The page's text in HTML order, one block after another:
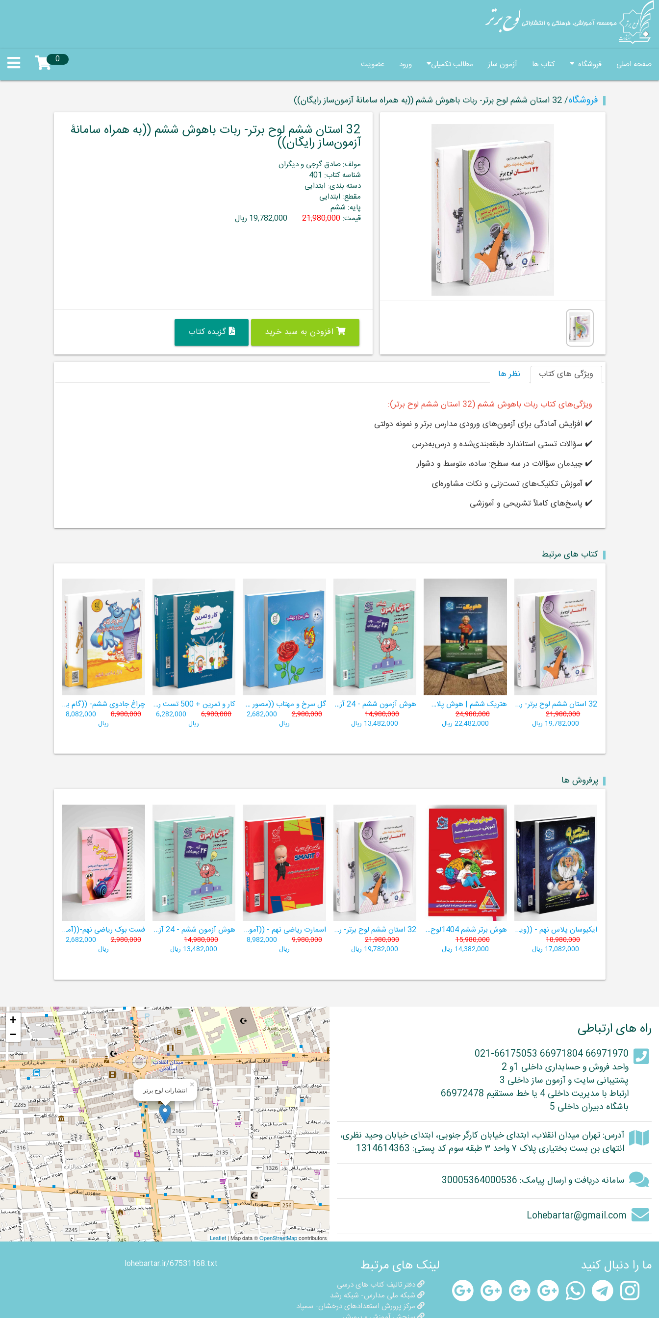
صفحه اصلی فروشگاه کتاب ها آزمون ساز مطالب تکمیلی ورود عضویت 0
فروشگاه/ 32 استان ششم لوح برتر- ربات باهوش ششم ((به همراه سامانۀ آزمون‌ساز رایگان))
32 استان ششم لوح برتر- ربات باهوش ششم ((به همراه سامانۀ
آزمون‌ساز رایگان))
مولف: صادق گرجی و دیگران
شناسه کتاب: 401
دسته بندی: ابتدایی
مقطع: ابتدایی
پایه: ششم
قیمت:21,980,000 19,782,000 ریال
افزودن به سبد خرید گزیده کتاب
ویژگی های کتاب نظر ها
ویژگی‌های کتاب ربات باهوش ششم (32 استان ششم لوح برتر):
✔️ افزایش آمادگی برای آزمون‌های ورودی مدارس برتر و نمونه دولتی
✔️ سؤالات تستی استاندارد طبقه‌بندی‌شده و درس‌به‌درس
✔️ چیدمان سؤالات در سه سطح: ساده، متوسط و دشوار
✔️ آموزش تکنیک‌های تست‌زنی و نکات مشاوره‌ای
✔️ پاسخ‌های کاملاً تشریحی و آموزشی
کتاب های مرتبط
32 استان ششم لوح برتر- ربات باهوش ششم ((به همراه سامانۀ آزمون‌ساز رایگان))
21,980,000
19,782,000 ریال
هتریک ششم | هوش پلاس ششم | دارای نشان کیفیت برتر آموزشی
24,980,000
22,482,000 ریال
هوش آزمون ششم - 24 آزمون شبیه ساز تیزهوشان
14,980,000
13,482,000 ریال
گل سرخ و مهتاب ((مصور +صوتی+ تمام رنگی))
2,980,000
2,682,000
ریال
کار و تمرین + 500 تست ریاضی چهارم
6,980,000
6,282,000
ریال
چراغ جادوی ششم- ((گام به گام ششم لوح برتر- 9 کتاب در یک کتاب))
8,980,000
8,082,000
ریال
پرفروش ها
ایکیوسان پلاس نهم - ((ویژۀ مدارس نمونه دولتی، تیزهوشان و سمپاد+ فیلم‌های آموزشی+سامانۀ آزمون‌ساز رایگان))
18,980,000
17,082,000 ریال
هوش برتر ششم 1404لوح برتر- ((ویژۀ آزمون تیزهوشان پایۀ ششم+ فیلم آموزشی + سامانۀ آزمون‌ساز رایگان))
15,980,000
14,382,000 ریال
32 استان ششم لوح برتر- ربات باهوش ششم ((به همراه سامانۀ آزمون‌ساز رایگان))
21,980,000
19,782,000 ریال
اسمارت ریاضی نهم - ((آموزش پیشرفتۀ ریاضی تیزهوشان و نمونه‌دولتی نهم+ سامانۀ آزمون‌ساز آنلاین))
9,980,000
8,982,000
ریال
هوش آزمون ششم - 24 آزمون شبیه ساز تیزهوشان
14,980,000
13,482,000 ریال
فست بوک ریاضی نهم-((آموزش سریع، آسان و کامل ریاضی پایۀ نهم))
2,980,000
2,682,000
ریال
راه های ارتباطی
66971970 66971804 021-66175053
واحد فروش و حسابداری داخلی 1و 2
پشتیبانی سایت و آزمون ساز داخلی 3
ارتباط با مدیریت داخلی 4 یا خط مستقیم 66972478
باشگاه دبیران داخلی 5
آدرس: تهران میدان انقلاب، ابتدای خیابان کارگر جنوبی، ابتدای خیابان وحید نظری،
انتهای بن بست بختیاری پلاک ۷ واحد ۳ طبقه سوم کد پستی: 1314614363
سامانه دریافت و ارسال پیامک: 30005364000536
Lohebartar@gmail.com
انتشارات لوح برتر
×
+
−
Leaflet | Map data ©OpenStreetMapcontributors
ما را دنبال کنید لینک های مرتبط
دفتر تالیف کتاب های درسی
شبکه ملی مدارس- شبکه رشد
مرکز پرورش استعدادهای درخشان- سمپاد
lohebartar.ir/67531168.txt